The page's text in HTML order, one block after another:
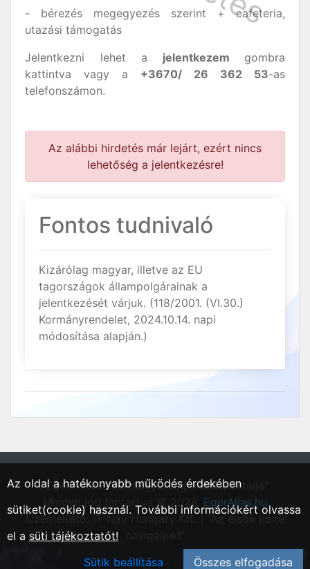
- bérezés megegyezés szerint + cafeteria,
utazási támogatás
Jelentkezni lehet a jelentkezem gombra
kattintva vagy a +3670/ 26 362 53-as
telefonszámon.
Az alábbi hirdetés már lejárt, ezért nincs
lehetőség a jelentkezésre!
Fontos tudnivaló
Kizárólag magyar, illetve az EU
tagországok állampolgárainak a
jelentkezését várjuk. (118/2001. (VI.30.)
Kormányrendelet, 2024.10.14. napi
módosítása alapján.)
"Eger, Heves vármegyei régió állásportálja"
Minden jog fentartva © 2026. EgerAllas.hu
Üzemeltető: IT-Nav Hungary Kft. | "Az elsők közé
Az oldal a hatékonyabb működés érdekében
sütiket(cookie) használ. További információkért olvassa
el a süti tájékoztatót!
Sütik beállítása
Összes elfogadása